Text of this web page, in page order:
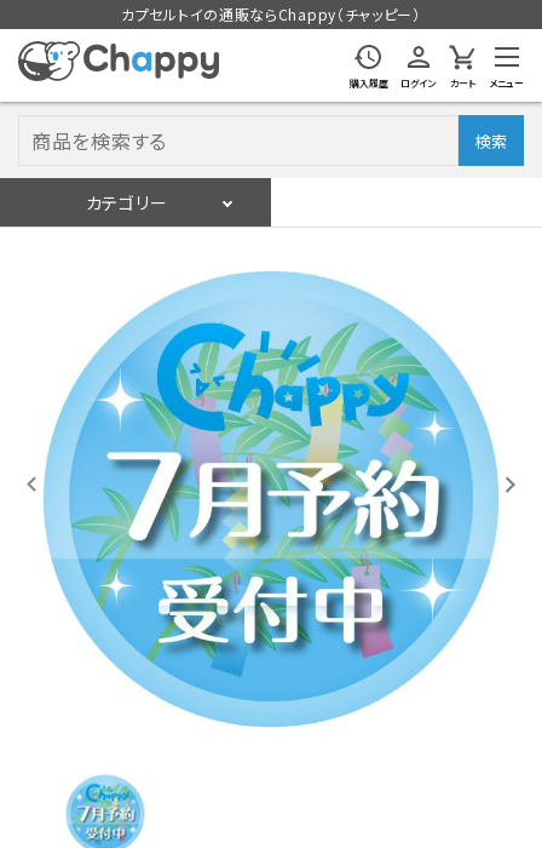
カプセルトイの通販ならChappy（チャッピー）
購入履歴 ログイン カート メニュー
検索
カテゴリー
入荷スケジュールをチェック
カプセルトイマシン本体
カプセルトイ
販促用空カプセル
レンタル
景品・玩具・文具
販促用カプセルトイ